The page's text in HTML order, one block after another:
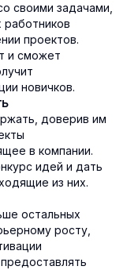
своими задачами,
проектов.
и сможет
новичков.
доверив им
в компании.
идей и дать
из них.
остальных
росту,